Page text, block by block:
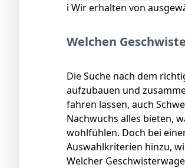
ℹ️ Wir erhalten von
Welchen
Die Suche nach dem
aufzubauen und
fahren lassen, auch
Nachwuchs alles bieten,
wohlfühlen. Doch bei
Auswahlkriterien hinzu,
Welcher